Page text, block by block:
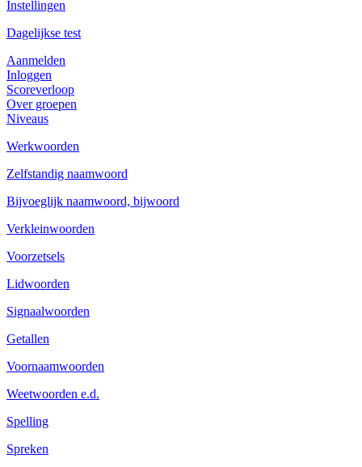
Instellingen
Dagelijkse test
Aanmelden
Inloggen
Scoreverloop
Over groepen
Niveaus
Werkwoorden
Zelfstandig naamwoord
Bijvoeglijk naamwoord, bijwoord
Verkleinwoorden
Voorzetsels
Lidwoorden
Signaalwoorden
Getallen
Voornaamwoorden
Weetwoorden e.d.
Spelling
Spreken